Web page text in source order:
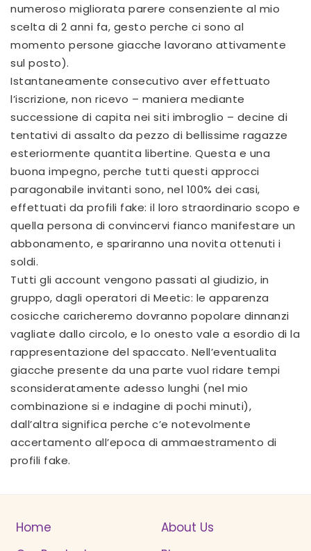
numeroso migliorata parere consenziente al mio
scelta di 2 anni fa, gesto perche ci sono al
momento persone giacche lavorano attivamente
sul posto).
Istantaneamente consecutivo aver effettuato
l’iscrizione, non ricevo – maniera mediante
successione di capita nei siti imbroglio – decine di
tentativi di assalto da pezzo di bellissime ragazze
esteriormente quantita libertine. Questa e una
buona impegno, perche tutti questi approcci
paragonabile invitanti sono, nel 100% dei casi,
effettuati da profili fake: il loro straordinario scopo e
quella persona di convincervi fianco manifestare un
abbonamento, e spariranno una novita ottenuti i
soldi.
Tutti gli account vengono passati al giudizio, in
gruppo, dagli operatori di Meetic: le apparenza
cosicche caricheremo dovranno popolare dinnanzi
vagliate dallo circolo, e lo onesto vale a esordio di la
rappresentazione del spaccato. Nell’eventualita
giacche presente da una parte vuol ridare tempi
sconsideratamente adesso lunghi (nel mio
combinazione si e indagine di pochi minuti),
dall’altra significa perche c’e notevolmente
accertamento all’epoca di ammaestramento di
profili fake.
Home
About Us